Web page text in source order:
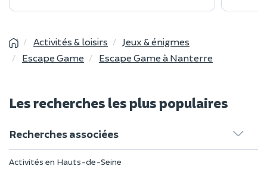
Activités & loisirs
Jeux & énigmes
Escape Game
Escape Game à Nanterre
Les recherches les plus populaires
Recherches associées
Activités en Hauts-de-Seine